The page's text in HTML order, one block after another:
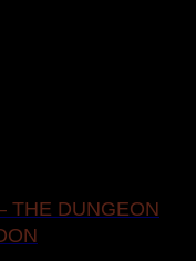
THE DUNGEON